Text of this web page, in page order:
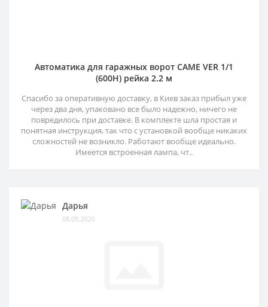
Автоматика для гаражных ворот CAME VER 1/1
(600H) рейка 2.2 м
Спасибо за оперативную доставку, в Киев заказ прибыл уже
через два дня, упаковано все было надежно, ничего не
повредилось при доставке. В комплекте шла простая и
понятная инструкция, так что с установкой вообще никаких
сложностей не возникло. Работают вообще идеально.
Имеется встроенная лампа, чт..
Дарья
08.05.2020